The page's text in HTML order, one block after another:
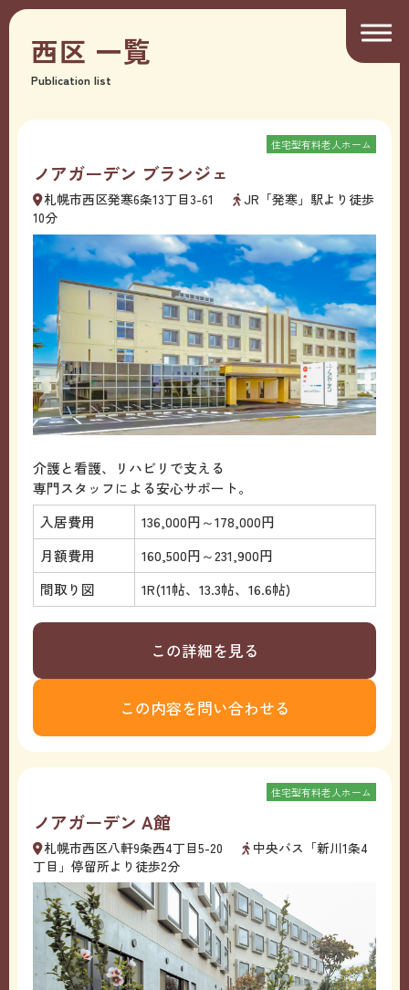
西区 一覧
Publication list
ノアガーデン ブランジェ
住宅型有料老人ホーム
札幌市西区発寒6条13丁目3-61
JR「発寒」駅より徒歩
10分
介護と看護、リハビリで支える
専門スタッフによる安心サポート。
入居費用
136,000円～178,000円
月額費用
160,500円～231,900円
間取り図
1R(11帖、13.3帖、16.6帖)
この詳細を見る
この内容を問い合わせる
ノアガーデン A館
住宅型有料老人ホーム
札幌市西区八軒9条西4丁目5-20
中央バス「新川1条4
丁目」停留所より徒歩2分